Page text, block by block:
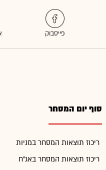
סוף יום המסחר
ריכוז תוצאות המסחר במניות
ריכוז תוצאות המסחר באג"ח